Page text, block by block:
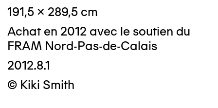
191,5 x 289,5 cm
Achat en 2012 avec le soutien du
FRAM Nord-Pas-de-Calais
2012.8.1
© Kiki Smith